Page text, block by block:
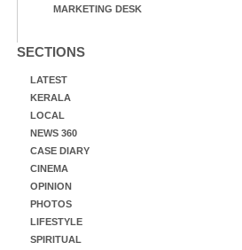
MARKETING DESK
SECTIONS
LATEST
KERALA
LOCAL
NEWS 360
CASE DIARY
CINEMA
OPINION
PHOTOS
LIFESTYLE
SPIRITUAL